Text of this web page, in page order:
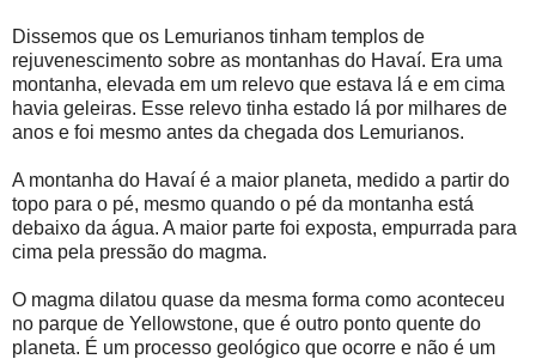
Dissemos que os Lemurianos tinham templos de
rejuvenescimento sobre as montanhas do Havaí. Era uma
montanha, elevada em um relevo que estava lá e em cima
havia geleiras. Esse relevo tinha estado lá por milhares de
anos e foi mesmo antes da chegada dos Lemurianos.
A montanha do Havaí é a maior planeta, medido a partir do
topo para o pé, mesmo quando o pé da montanha está
debaixo da água. A maior parte foi exposta, empurrada para
cima pela pressão do magma.
O magma dilatou quase da mesma forma como aconteceu
no parque de Yellowstone, que é outro ponto quente do
planeta. É um processo geológico que ocorre e não é um